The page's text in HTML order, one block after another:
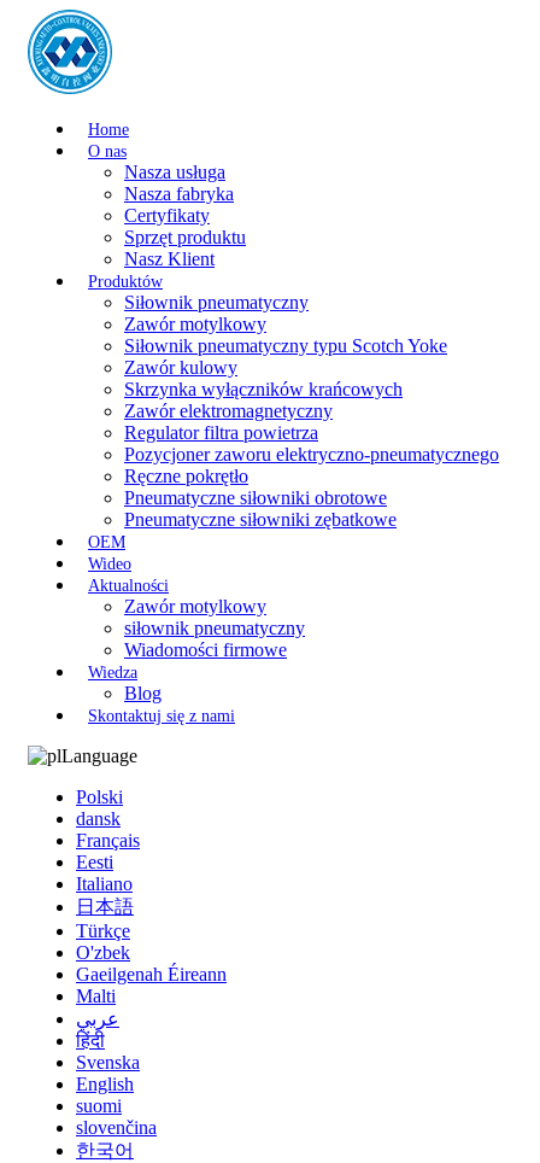
Home
O nas
Nasza usługa
Nasza fabryka
Certyfikaty
Sprzęt produktu
Nasz Klient
Produktów
Siłownik pneumatyczny
Zawór motylkowy
Siłownik pneumatyczny typu Scotch Yoke
Zawór kulowy
Skrzynka wyłączników krańcowych
Zawór elektromagnetyczny
Regulator filtra powietrza
Pozycjoner zaworu elektryczno-pneumatycznego
Ręczne pokrętło
Pneumatyczne siłowniki obrotowe
Pneumatyczne siłowniki zębatkowe
OEM
Wideo
Aktualności
Zawór motylkowy
siłownik pneumatyczny
Wiadomości firmowe
Wiedza
Blog
Skontaktuj się z nami
Language
Polski
dansk
Français
Eesti
Italiano
日本語
Türkçe
O'zbek
Gaeilgenah Éireann
Malti
عربي
हिंदी
Svenska
English
suomi
slovenčina
한국어